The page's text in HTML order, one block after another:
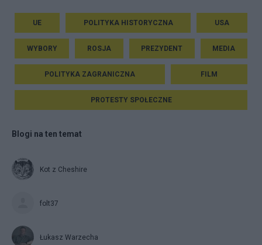
UE POLITYKA HISTORYCZNA USA
WYBORY ROSJA PREZYDENT MEDIA
POLITYKA ZAGRANICZNA FILM
PROTESTY SPOŁECZNE
Blogi na ten temat
Kot z Cheshire
folt37
Łukasz Warzecha